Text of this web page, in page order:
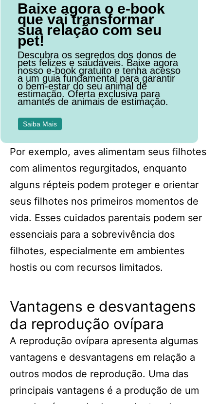
Baixe agora o e-book
que vai transformar
sua relação com seu
pet!
Descubra os segredos dos donos de
pets felizes e saudáveis. Baixe agora
nosso e-book gratuito e tenha acesso
a um guia fundamental para garantir
o bem-estar do seu animal de
estimação. Oferta exclusiva para
amantes de animais de estimação.
Saiba Mais
Por exemplo, aves alimentam seus filhotes
com alimentos regurgitados, enquanto
alguns répteis podem proteger e orientar
seus filhotes nos primeiros momentos de
vida. Esses cuidados parentais podem ser
essenciais para a sobrevivência dos
filhotes, especialmente em ambientes
hostis ou com recursos limitados.
Vantagens e desvantagens
da reprodução ovípara
A reprodução ovípara apresenta algumas
vantagens e desvantagens em relação a
outros modos de reprodução. Uma das
principais vantagens é a produção de um